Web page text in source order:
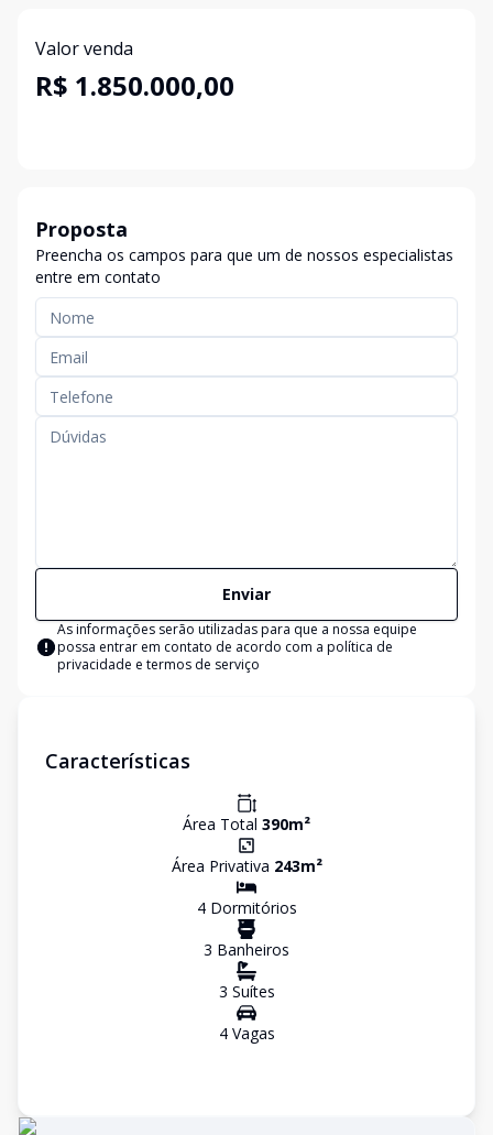
Valor venda
R$ 1.850.000,00
Proposta
Preencha os campos para que um de nossos especialistas
entre em contato
Enviar
As informações serão utilizadas para que a nossa equipe
possa entrar em contato de acordo com a política de
privacidade e termos de serviço
Características
Área Total 390m²
Área Privativa 243m²
4Dormitórios
3 Banheiros
3 Suítes
4Vagas